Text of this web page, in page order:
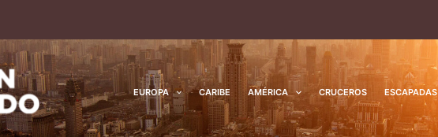
EUROPA CARIBE AMÉRICA CRUCEROS ESCAPADAS